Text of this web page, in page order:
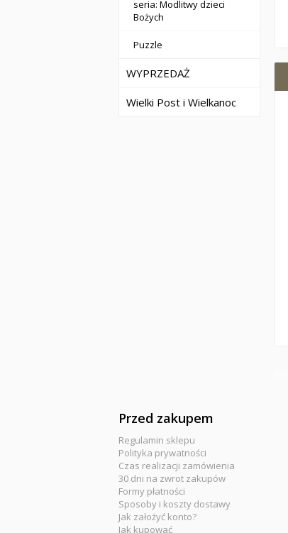
seria: Modlitwy dzieci
Bożych
Puzzle
WYPRZEDAŻ
Wielki Post i Wielkanoc
Przed zakupem
Regulamin sklepu
Polityka prywatności
Czas realizacji zamówienia
30 dni na zwrot zakupów
Formy płatności
Sposoby i koszty dostawy
Jak założyć konto?
Jak kupować